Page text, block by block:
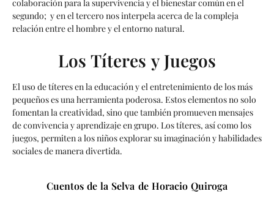
colaboración para la supervivencia y el bienestar común en el
segundo; y en el tercero nos interpela acerca de la compleja
relación entre el hombre y el entorno natural.
Los Títeres y Juegos
El uso de títeres en la educación y el entretenimiento de los más
pequeños es una herramienta poderosa. Estos elementos no solo
fomentan la creatividad, sino que también promueven mensajes
de convivencia y aprendizaje en grupo. Los títeres, así como los
juegos, permiten a los niños explorar su imaginación y habilidades
sociales de manera divertida.
Cuentos de la Selva de Horacio Quiroga